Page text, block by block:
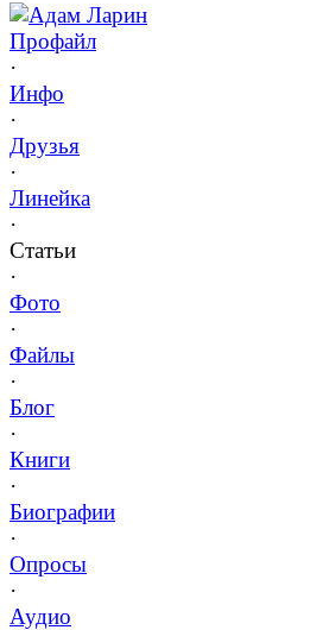
Адам Ларин
Профайл
·
Инфо
·
Друзья
·
Линейка
·
Статьи
·
Фото
·
Файлы
·
Блог
·
Книги
·
Биографии
·
Опросы
·
Аудио